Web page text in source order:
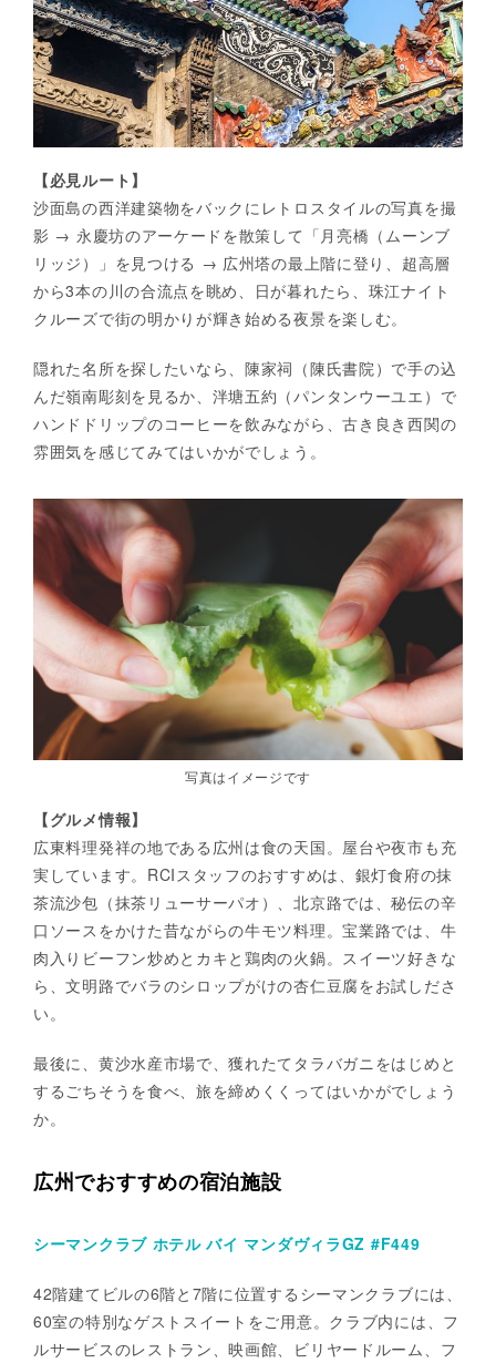
【必見ルート】
沙面島の西洋建築物をバックにレトロスタイルの写真を撮
影 → 永慶坊のアーケードを散策して「月亮橋（ムーンブ
リッジ）」を見つける → 広州塔の最上階に登り、超高層
から3本の川の合流点を眺め、日が暮れたら、珠江ナイト
クルーズで街の明かりが輝き始める夜景を楽しむ。
隠れた名所を探したいなら、陳家祠（陳氏書院）で手の込
んだ嶺南彫刻を見るか、泮塘五約（パンタンウーユエ）で
ハンドドリップのコーヒーを飲みながら、古き良き西関の
雰囲気を感じてみてはいかがでしょう。
写真はイメージです
【グルメ情報】
広東料理発祥の地である広州は食の天国。屋台や夜市も充
実しています。RCIスタッフのおすすめは、銀灯食府の抹
茶流沙包（抹茶リューサーパオ）、北京路では、秘伝の辛
口ソースをかけた昔ながらの牛モツ料理。宝業路では、牛
肉入りビーフン炒めとカキと鶏肉の火鍋。スイーツ好きな
ら、文明路でバラのシロップがけの杏仁豆腐をお試しださ
い。
最後に、黄沙水産市場で、獲れたてタラバガニをはじめと
するごちそうを食べ、旅を締めくくってはいかがでしょう
か。
広州でおすすめの宿泊施設
シーマンクラブ ホテル バイ マンダヴィラGZ #F449
42階建てビルの6階と7階に位置するシーマンクラブには、
60室の特別なゲストスイートをご用意。クラブ内には、フ
ルサービスのレストラン、映画館、ビリヤードルーム、フ